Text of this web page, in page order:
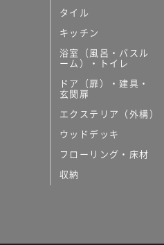
タイル
キッチン
浴室（風呂・バスル
ーム）・トイレ
ドア（扉）・建具・
玄関扉
エクステリア（外構）
ウッドデッキ
フローリング・床材
収納